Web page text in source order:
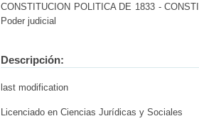
CONSTITUCION POLITICA DE 1833 -
Poder judicial
Descripción:
last modification
Licenciado en Ciencias Jurídicas y Sociales